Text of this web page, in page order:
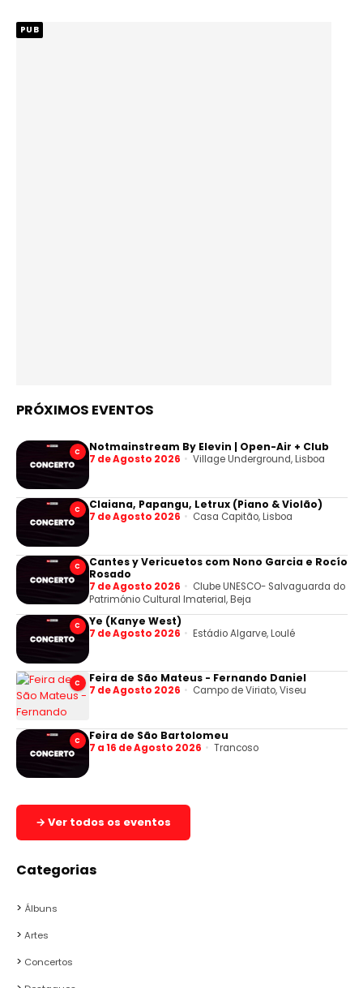
PUB
PRÓXIMOS EVENTOS
C Notmainstream By Elevin | Open-Air + Club
7 de Agosto 2026 Village Underground, Lisboa
C Claiana, Papangu, Letrux (Piano & Violão)
7 de Agosto 2026 Casa Capitão, Lisboa
C
Cantes y Vericuetos com Nono Garcia e Rocío
Rosado
7 de Agosto 2026
Clube UNESCO- Salvaguarda do
Património Cultural Imaterial, Beja
C Ye (Kanye West)
7 de Agosto 2026 Estádio Algarve, Loulé
C Feira de São Mateus - Fernando Daniel
7 de Agosto 2026 Campo de Viriato, Viseu
C Feira de São Bartolomeu
7 a 16 de Agosto 2026 Trancoso
→ Ver todos os eventos
Categorias
Álbuns
Artes
Concertos